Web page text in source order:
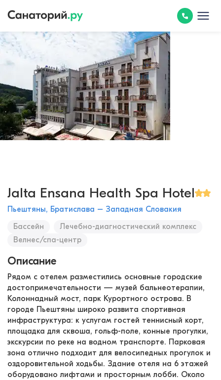
Jalta Ensana Health Spa Hotel
Пьештяны, Братислава – Западная Словакия
Бассейн
Лечебно-диагностический комплекс
Велнес/спа-центр
Описание
Рядом с отелем разместились основные городские
достопримечательности — музей бальнеотерапии,
Колоннадный мост, парк Курортного острова. В
городе Пьештяны широко развита спортивная
инфраструктура: к услугам гостей теннисный корт,
площадка для сквоша, гольф-поле, конные прогулки,
экскурсии по реке на водном транспорте. Парковая
зона отлично подходит для велосипедных прогулок и
оздоровительной ходьбы. Здание отеля на 6 этажей
оборудовано лифтами и просторным лобби. Около